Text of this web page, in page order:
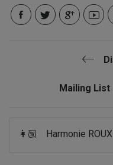
Mailing
👩🏼 Harmonie